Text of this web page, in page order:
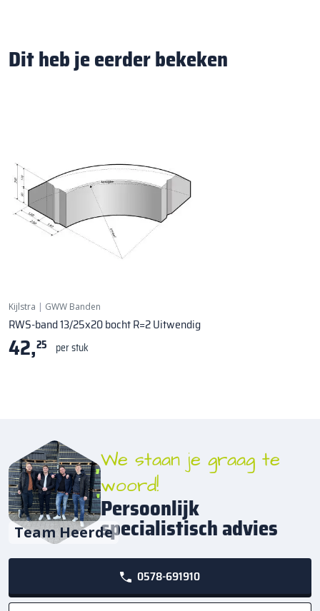
Dit heb je eerder bekeken
Kijlstra | GWW Banden
RWS-band 13/25x20 bocht R=2 Uitwendig
42,25 per stuk
Team Heerde
We staan je graag te
woord!
Persoonlijk
specialistisch advies
0578-691910